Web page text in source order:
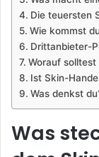
Die teuersten
Wie kommst
Drittanbieter-
Worauf
Ist Skin-
Was denkst
Was